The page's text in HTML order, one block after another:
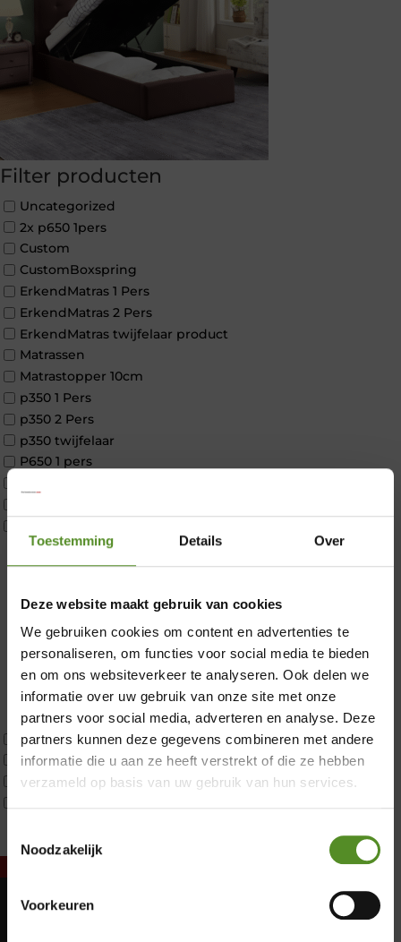
Toestemming Details Over
Deze website maakt gebruik van cookies
We gebruiken cookies om content en advertenties te
personaliseren, om functies voor social media te bieden
en om ons websiteverkeer te analyseren. Ook delen we
informatie over uw gebruik van onze site met onze
partners voor social media, adverteren en analyse. Deze
partners kunnen deze gegevens combineren met andere
informatie die u aan ze heeft verstrekt of die ze hebben
verzameld op basis van uw gebruik van hun services.
Noodzakelijk
Voorkeuren
Filter producten
Uncategorized
2x p650 1pers
Custom
CustomBoxspring
ErkendMatras 1 Pers
ErkendMatras 2 Pers
ErkendMatras twijfelaar product
Matrassen
Matrastopper 10cm
p350 1 Pers
p350 2 Pers
p350 twijfelaar
P650 1 pers
Maatvoering
1 persoon
2 personen split
Twijfelaar
Materiaal
Koudschuim
Latex
Traagschuim
Tweepersoons 1 kern
Tweepersoons 1 kern product
Tweepersoons 2 kernen